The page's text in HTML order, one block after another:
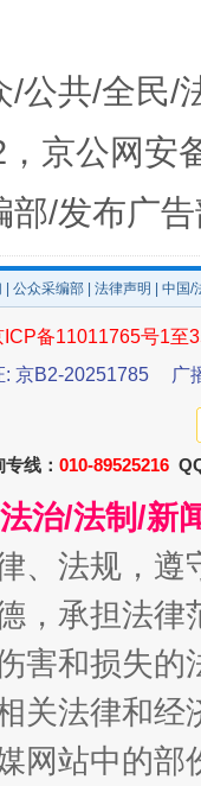
一
/公共/全民/
京公网安
/发布广
公众采编部 法律声明 | 中国
ICP备11011765号1至
: 京B2-20251785
广
线： 010-89525216
治/法制/新
、法规，
，承担法
害和损失
关法律和
网站中的